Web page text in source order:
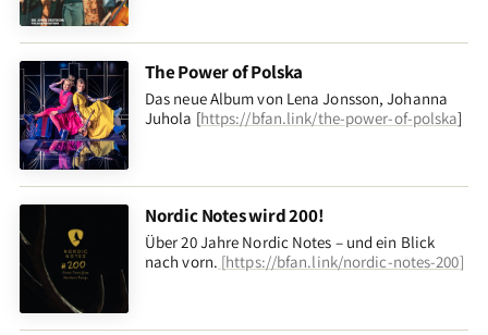
The Power of Polska
Das neue Album von Lena Jonsson, Johanna
Juhola [https://bfan.link/the-power-of-polska]
Nordic Notes wird 200!
Über 20 Jahre Nordic Notes – und ein Blick
nach vorn. [https://bfan.link/nordic-notes-200]